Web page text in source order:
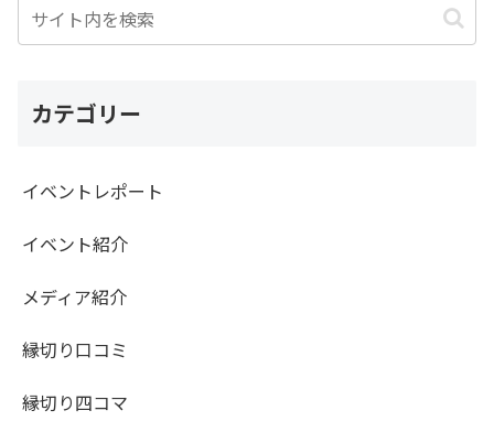
カテゴリー
イベントレポート
イベント紹介
メディア紹介
縁切り口コミ
縁切り四コマ